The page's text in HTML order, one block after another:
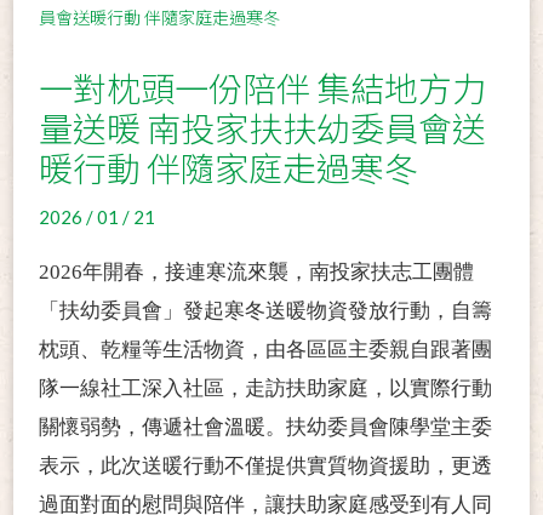
員會送暖行動 伴隨家庭走過寒冬
一對枕頭一份陪伴 集結地方力
量送暖 南投家扶扶幼委員會送
暖行動 伴隨家庭走過寒冬
2026 / 01 / 21
2026年開春，接連寒流來襲，南投家扶志工團體
「扶幼委員會」發起寒冬送暖物資發放行動，自籌
枕頭、乾糧等生活物資，由各區區主委親自跟著團
隊一線社工深入社區，走訪扶助家庭，以實際行動
關懷弱勢，傳遞社會溫暖。扶幼委員會陳學堂主委
表示，此次送暖行動不僅提供實質物資援助，更透
過面對面的慰問與陪伴，讓扶助家庭感受到有人同